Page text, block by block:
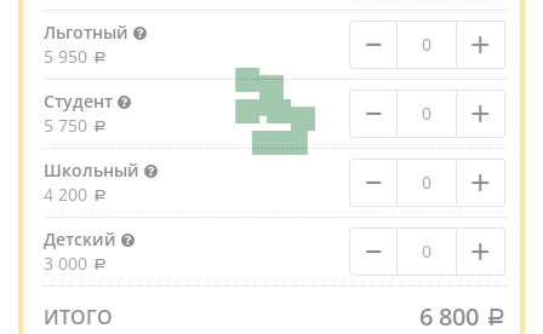
Льготный
5 950
– +
Студент
5 750
– +
Школьный
4 200
– +
Детский
3 000
– +
ИТОГО 6 800